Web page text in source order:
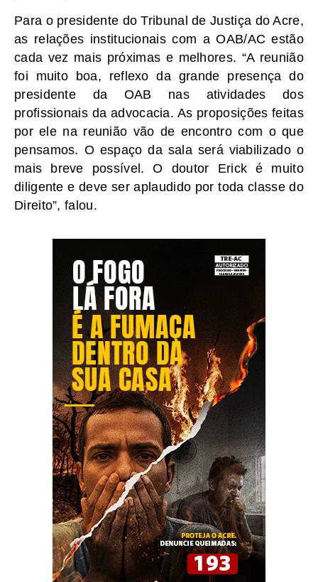
Para o presidente do Tribunal de Justiça do Acre,
as relações institucionais com a OAB/AC estão
cada vez mais próximas e melhores. “A reunião
foi muito boa, reflexo da grande presença do
presidente da OAB nas atividades dos
profissionais da advocacia. As proposições feitas
por ele na reunião vão de encontro com o que
pensamos. O espaço da sala será viabilizado o
mais breve possível. O doutor Erick é muito
diligente e deve ser aplaudido por toda classe do
Direito”, falou.